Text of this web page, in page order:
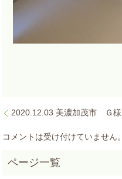
2020.12.03 美濃加茂市 Ｇ様
コメントは受け付けていません。